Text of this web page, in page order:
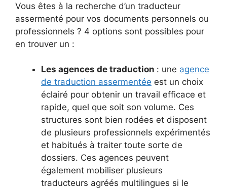
Vous êtes à la recherche d’un traducteur
assermenté pour vos documents personnels ou
professionnels ? 4 options sont possibles pour
en trouver un :
Les agences de traduction : une agence
de traduction assermentée est un choix
éclairé pour obtenir un travail efficace et
rapide, quel que soit son volume. Ces
structures sont bien rodées et disposent
de plusieurs professionnels expérimentés
et habitués à traiter toute sorte de
dossiers. Ces agences peuvent
également mobiliser plusieurs
traducteurs agréés multilingues si le